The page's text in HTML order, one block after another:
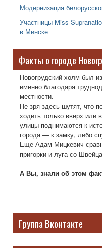
Модернизация
Участницы Miss
в Минске
Факты о городе
Новогрудский холм был
именно благодаря
местности.
Не зря здесь шутят, что
ходить только вверх или
улицы поднимаются к
города — к замку, либо
Еще Адам Мицкевич
пригорки и луга со
А Вы, знали об этом
Группа Вконтакте